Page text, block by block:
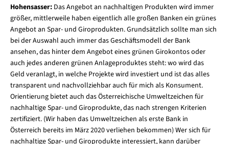
Hohensasser: Das Angebot an nachhaltigen Produkten wird immer
größer, mittlerweile haben eigentlich alle großen Banken ein grünes
Angebot an Spar- und Giroprodukten. Grundsätzlich sollte man sich
bei der Auswahl auch immer das Geschäftsmodell der Bank
ansehen, das hinter dem Angebot eines grünen Girokontos oder
auch jedes anderen grünen Anlageproduktes steht: wo wird das
Geld veranlagt, in welche Projekte wird investiert und ist das alles
transparent und nachvollziehbar auch für mich als Konsument.
Orientierung bietet auch das Österreichische Umweltzeichen für
nachhaltige Spar- und Giroprodukte, das nach strengen Kriterien
zertifiziert. (Wir haben das Umweltzeichen als erste Bank in
Österreich bereits im März 2020 verliehen bekommen) Wer sich für
nachhaltige Spar- und Giroprodukte interessiert, kann darüber